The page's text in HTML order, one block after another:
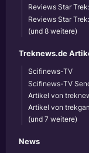
Reviews Star
Reviews Star
(und 8 weitere)
Treknews.de
Scifinews-TV
Scifinews-TV
Artikel von
Artikel von
(und 7 weitere)
News